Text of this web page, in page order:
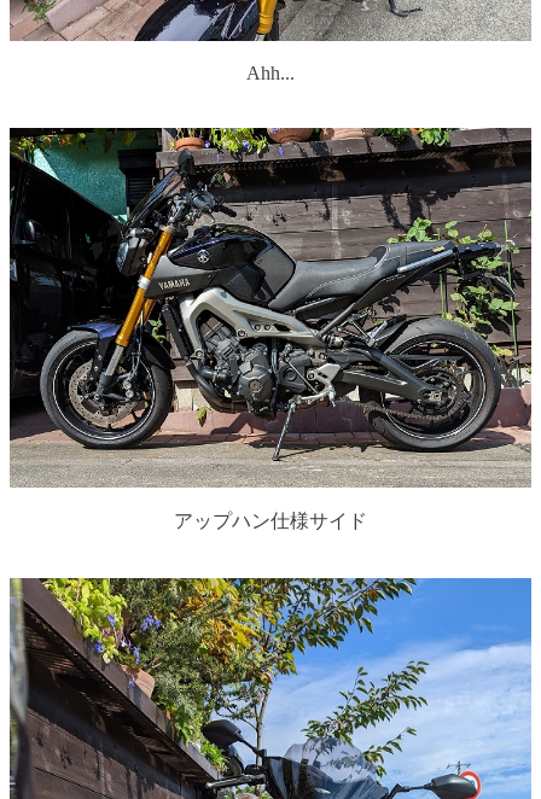
Ahh...
アップハン仕様サイド